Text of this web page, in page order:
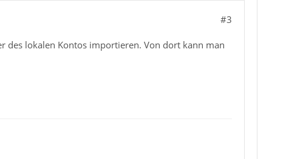
#3
des lokalen Kontos importieren. Von dort kann man